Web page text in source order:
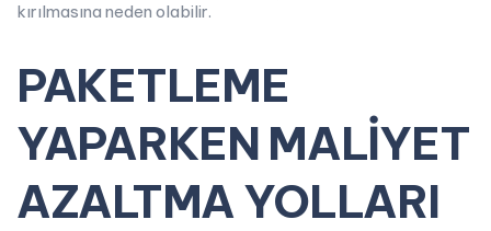
kırılmasına neden olabilir.
PAKETLEME
YAPARKEN MALİYET
AZALTMAYOLLARI